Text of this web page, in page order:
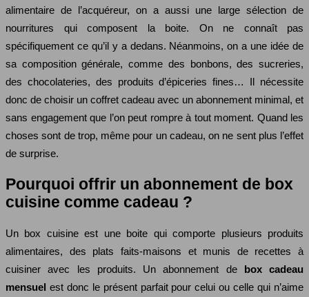
alimentaire de l’acquéreur, on a aussi une large sélection de
nourritures qui composent la boite. On ne connaît pas
spécifiquement ce qu’il y a dedans. Néanmoins, on a une idée de
sa composition générale, comme des bonbons, des sucreries,
des chocolateries, des produits d’épiceries fines… Il nécessite
donc de choisir un coffret cadeau avec un abonnement minimal, et
sans engagement que l’on peut rompre à tout moment. Quand les
choses sont de trop, même pour un cadeau, on ne sent plus l’effet
de surprise.
Pourquoi offrir un abonnement de box
cuisine comme cadeau ?
Un box cuisine est une boite qui comporte plusieurs produits
alimentaires, des plats faits-maisons et munis de recettes à
cuisiner avec les produits. Un abonnement de box cadeau
mensuel est donc le présent parfait pour celui ou celle qui n’aime